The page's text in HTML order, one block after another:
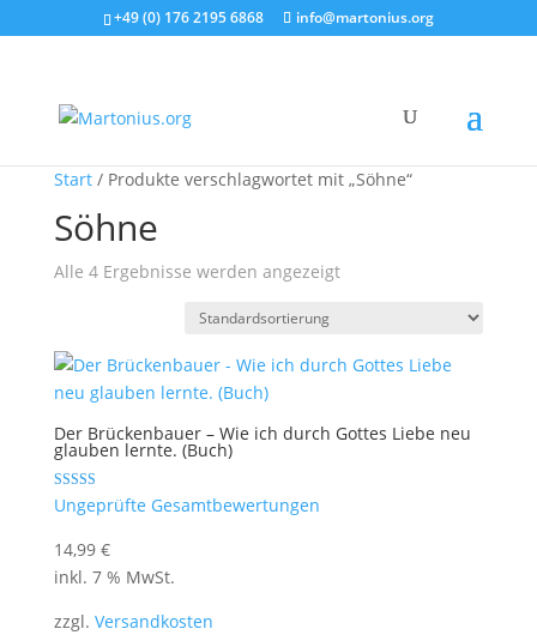
+49 (0) 176 2195 6868 info@martonius.org
Start/ Produkte verschlagwortet mit „Söhne“
Söhne
Alle 4 Ergebnisse werden angezeigt
Der Brückenbauer – Wie ich durch Gottes Liebe neu
glauben lernte. (Buch)
Bewertet mit
5.00
Ungeprüfte Gesamtbewertungen
14,99 €
inkl. 7 % MwSt.
zzgl. Versandkosten